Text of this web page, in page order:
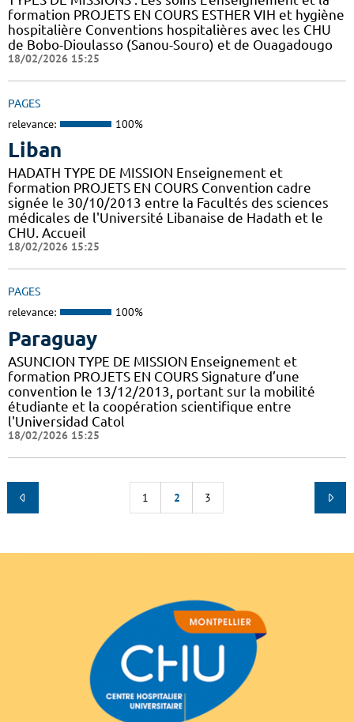
formation PROJETS EN COURS ESTHER VIH et hygiène
hospitalière Conventions hospitalières avec les CHU
de Bobo-Dioulasso (Sanou-Souro) et de Ouagadougo
18/02/2026 15:25
PAGES
relevance: 100%
Liban
HADATH TYPE DE MISSION Enseignement et
formation PROJETS EN COURS Convention cadre
signée le 30/10/2013 entre la Facultés des sciences
médicales de l'Université Libanaise de Hadath et le
CHU. Accueil
18/02/2026 15:25
PAGES
relevance: 100%
Paraguay
ASUNCION TYPE DE MISSION Enseignement et
formation PROJETS EN COURS Signature d’une
convention le 13/12/2013, portant sur la mobilité
étudiante et la coopération scientifique entre
l'Universidad Catol
18/02/2026 15:25
1 2 3